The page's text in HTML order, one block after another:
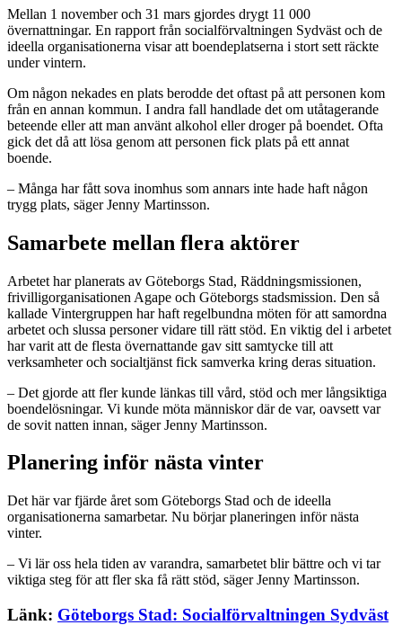
Mellan 1 november och 31 mars gjordes drygt 11 000
övernattningar. En rapport från socialförvaltningen Sydväst och de
ideella organisationerna visar att boendeplatserna i stort sett räckte
under vintern.
Om någon nekades en plats berodde det oftast på att personen kom
från en annan kommun. I andra fall handlade det om utåtagerande
beteende eller att man använt alkohol eller droger på boendet. Ofta
gick det då att lösa genom att personen fick plats på ett annat
boende.
– Många har fått sova inomhus som annars inte hade haft någon
trygg plats, säger Jenny Martinsson.
Samarbete mellan flera aktörer
Arbetet har planerats av Göteborgs Stad, Räddningsmissionen,
frivilligorganisationen Agape och Göteborgs stadsmission. Den så
kallade Vintergruppen har haft regelbundna möten för att samordna
arbetet och slussa personer vidare till rätt stöd. En viktig del i arbetet
har varit att de flesta övernattande gav sitt samtycke till att
verksamheter och socialtjänst fick samverka kring deras situation.
– Det gjorde att fler kunde länkas till vård, stöd och mer långsiktiga
boendelösningar. Vi kunde möta människor där de var, oavsett var
de sovit natten innan, säger Jenny Martinsson.
Planering inför nästa vinter
Det här var fjärde året som Göteborgs Stad och de ideella
organisationerna samarbetar. Nu börjar planeringen inför nästa
vinter.
– Vi lär oss hela tiden av varandra, samarbetet blir bättre och vi tar
viktiga steg för att fler ska få rätt stöd, säger Jenny Martinsson.
Länk: Göteborgs Stad: Socialförvaltningen Sydväst